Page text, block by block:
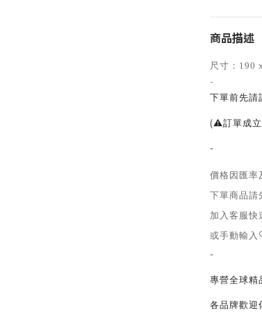
商品描述
尺寸：190
-
下單前先請
(⚠訂單成立
-
價格因匯率
下單商品
加入客服
或手動輸入
-
專營全球精
各品牌歡迎